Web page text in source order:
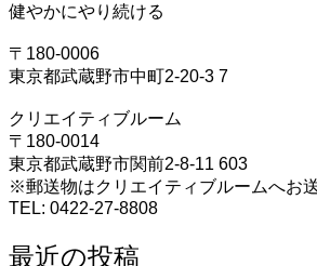
健やかにやり続ける
〒180-0006
東京都武蔵野市中町2-20-3 7
クリエイティブルーム
〒180-0014
東京都武蔵野市関前2-8-11 603
※郵送物はクリエイティブルームへお
TEL: 0422-27-8808
最近の投稿